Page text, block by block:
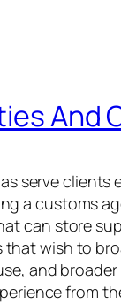
And
serve
a customs
can store
wish to
and
from